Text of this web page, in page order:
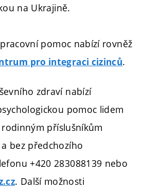
na Ukrajině.
pomoc nabízí rovněž
pro integraci cizinců.
zdraví nabízí
pomoc lidem
příslušníkům
bez předchozího
+420 283088139 nebo
. Další možnosti